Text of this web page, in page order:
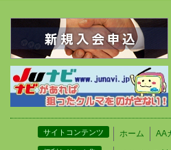
サイトコンテンツ ホーム AA